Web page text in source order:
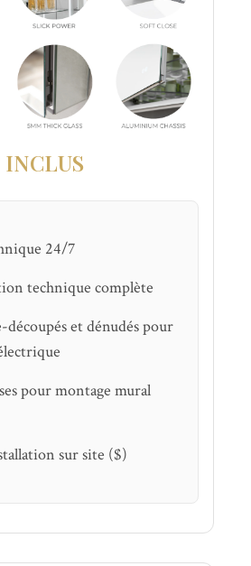
INCLUS
24/7
technique complète
et dénudés pour
pour montage mural
sur site ($)